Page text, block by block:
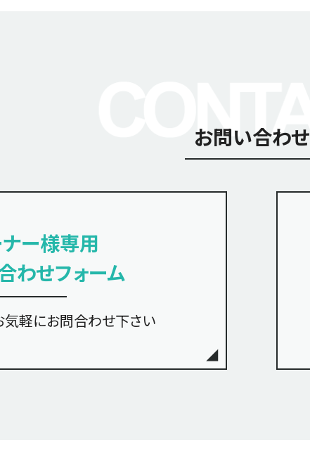
お問い合わせ
ー様専用
わせフォーム
気軽にお問合わせ下さい